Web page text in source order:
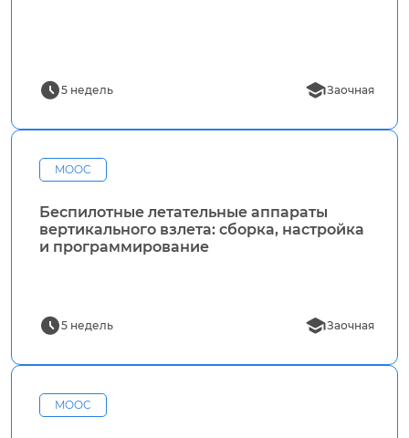
5 недель Заочная
MOOC
Беспилотные летательные аппараты
вертикального взлета: сборка, настройка
и программирование
5 недель Заочная
MOOC